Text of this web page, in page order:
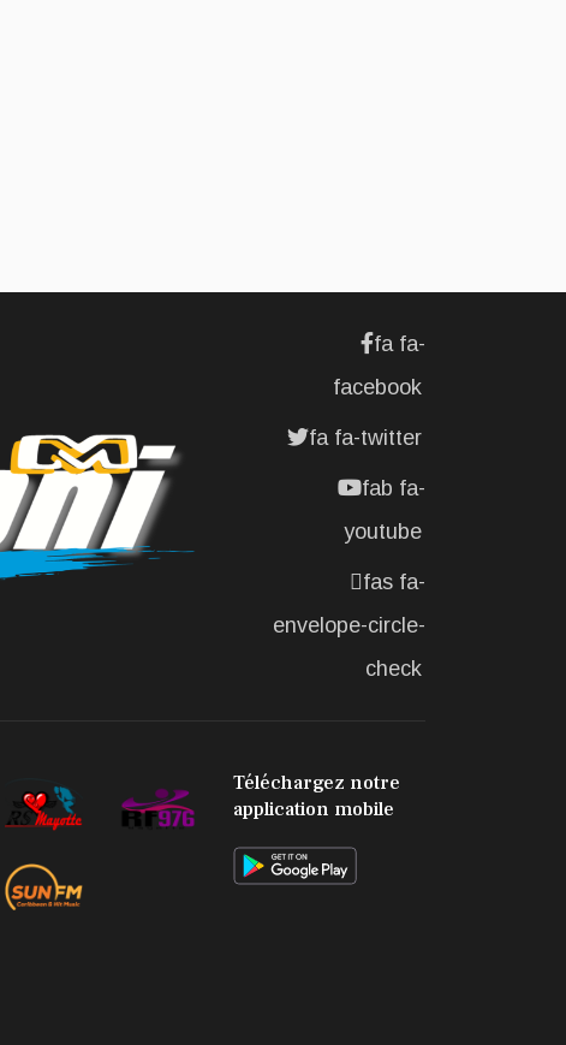
fa fa-
facebook
fa fa-twitter
fab fa-
youtube
fas fa-
envelope-circle-
check
Téléchargez notre
application mobile